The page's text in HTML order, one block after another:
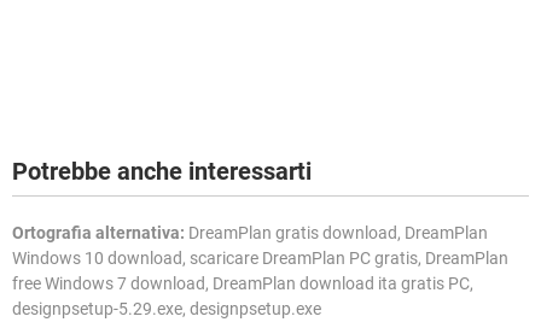
Potrebbe anche interessarti
Ortografia alternativa: DreamPlan gratis download, DreamPlan
Windows 10 download, scaricare DreamPlan PC gratis, DreamPlan
free Windows 7 download, DreamPlan download ita gratis PC,
designpsetup-5.29.exe, designpsetup.exe